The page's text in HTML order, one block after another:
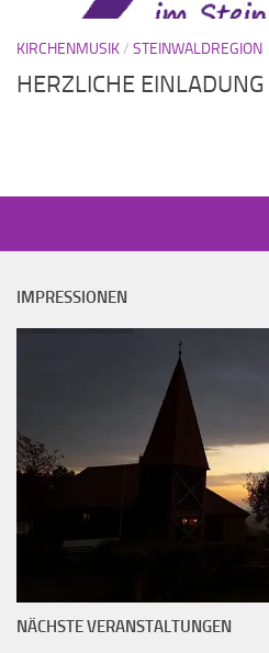
KIRCHENMUSIK/ STEINWALDREGION
HERZLICHE EINLADUNG
IMPRESSIONEN
NÄCHSTE VERANSTALTUNGEN